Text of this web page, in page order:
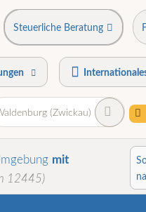
Steuerliche Beratung
(Zwickau)
mit
12445)